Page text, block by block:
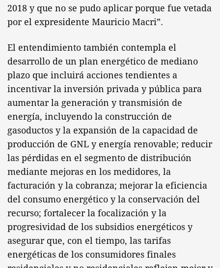
2018 y que no se pudo aplicar porque fue vetada
por el expresidente Mauricio Macri”.
El entendimiento también contempla el
desarrollo de un plan energético de mediano
plazo que incluirá acciones tendientes a
incentivar la inversión privada y pública para
aumentar la generación y transmisión de
energía, incluyendo la construcción de
gasoductos y la expansión de la capacidad de
producción de GNL y energía renovable; reducir
las pérdidas en el segmento de distribución
mediante mejoras en los medidores, la
facturación y la cobranza; mejorar la eficiencia
del consumo energético y la conservación del
recurso; fortalecer la focalización y la
progresividad de los subsidios energéticos y
asegurar que, con el tiempo, las tarifas
energéticas de los consumidores finales